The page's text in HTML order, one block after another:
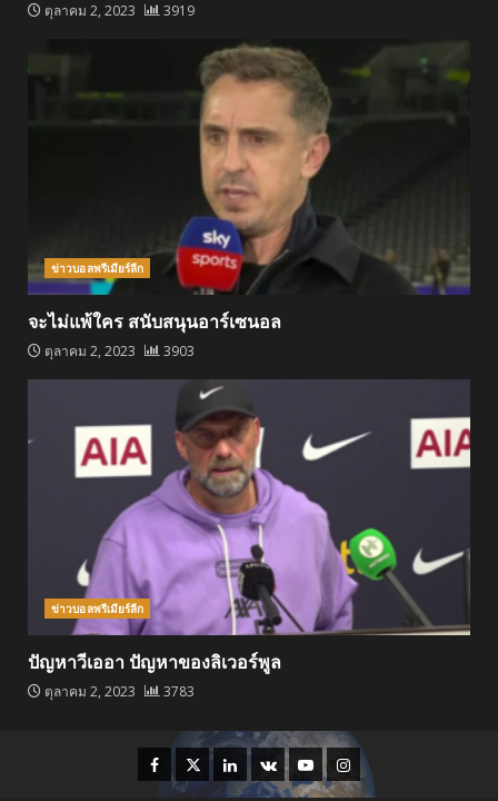
ตุลาคม 2, 2023 3919
ข่าวบอลพรีเมียร์ลีก
จะไม่แพ้ใคร สนับสนุนอาร์เซนอล
ตุลาคม 2, 2023 3903
ข่าวบอลพรีเมียร์ลีก
ปัญหาวีเออา ปัญหาของลิเวอร์พูล
ตุลาคม 2, 2023 3783
Facebook
TwitterLinkedin
VK YoutubeInstagram